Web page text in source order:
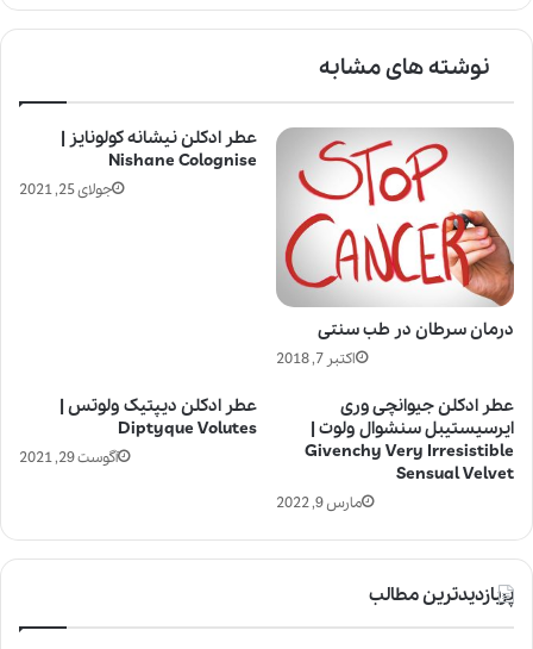
نوشته های مشابه
عطر ادکلن نیشانه کولونایز |
Nishane Colognise
جولای 25, 2021
درمان سرطان در طب سنتی
اکتبر 7, 2018
عطر ادکلن دیپتیک ولوتس |
Diptyque Volutes
آگوست 29, 2021
عطر ادکلن جیوانچی وری
ایرسیستیبل سنشوال ولوت |
Givenchy Very Irresistible
Sensual Velvet
مارس 9, 2022
پربازدیدترین مطالب